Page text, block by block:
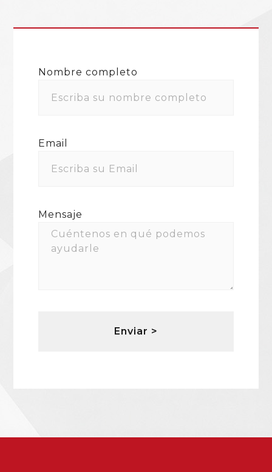
Nombre completo
Email
Mensaje
Enviar >